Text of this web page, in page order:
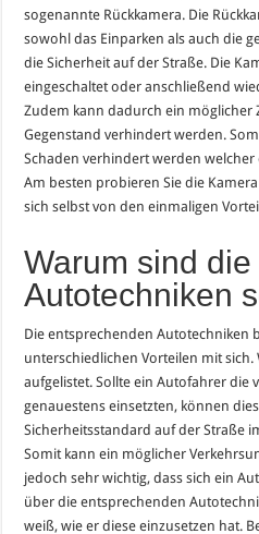
sogenannte Rückkamera. Die
sowohl das Einparken als auch die
die Sicherheit auf der Straße. Die
eingeschaltet oder anschließend
Zudem kann dadurch ein möglicher
Gegenstand verhindert werden.
Schaden verhindert werden
Am besten probieren Sie die
sich selbst von den einmaligen
Warum sind
Autotechniken
Die entsprechenden Autotechniken
unterschiedlichen Vorteilen mit sich.
aufgelistet. Sollte ein Autofahrer die
genauestens einsetzten, können
Sicherheitsstandard auf der Straße
Somit kann ein möglicher
jedoch sehr wichtig, dass sich ein
über die entsprechenden
weiß, wie er diese einzusetzen hat.